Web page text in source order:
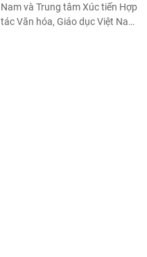
Nam và Trung tâm Xúc tiến Hợp
tác Văn hóa, Giáo dục Việt Nam